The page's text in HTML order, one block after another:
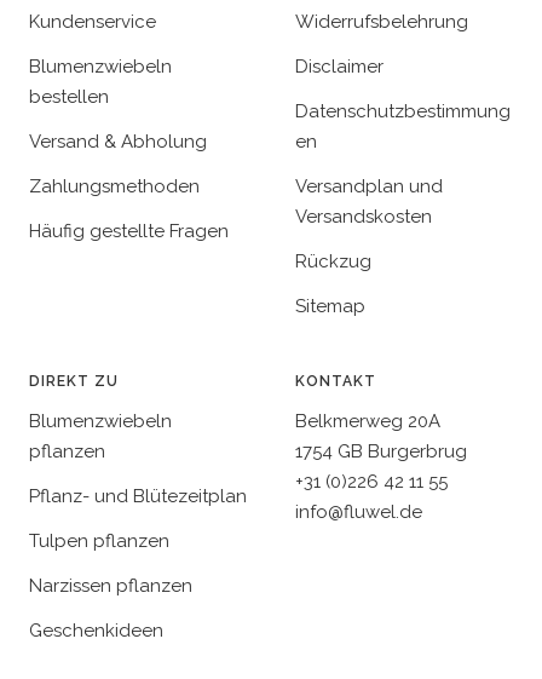
Kundenservice
Blumenzwiebeln
bestellen
Versand & Abholung
Zahlungsmethoden
Häufig gestellte Fragen
Widerrufsbelehrung
Disclaimer
Datenschutzbestimmung
en
Versandplan und
Versandskosten
Rückzug
Sitemap
DIREKT ZU
Blumenzwiebeln
pflanzen
Pflanz- und Blütezeitplan
Tulpen pflanzen
Narzissen pflanzen
Geschenkideen
KONTAKT
Belkmerweg 20A
1754 GB Burgerbrug
+31 (0)226 42 11 55
info@fluwel.de